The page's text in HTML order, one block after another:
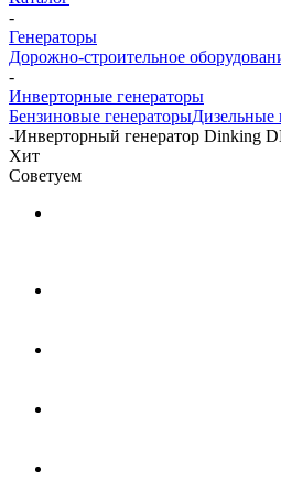
-
Генераторы
Дорожно-строительное
-
Инверторные генераторы
Бензиновые генераторыДизельные
-Инверторный генератор Dinking
Хит
Советуем